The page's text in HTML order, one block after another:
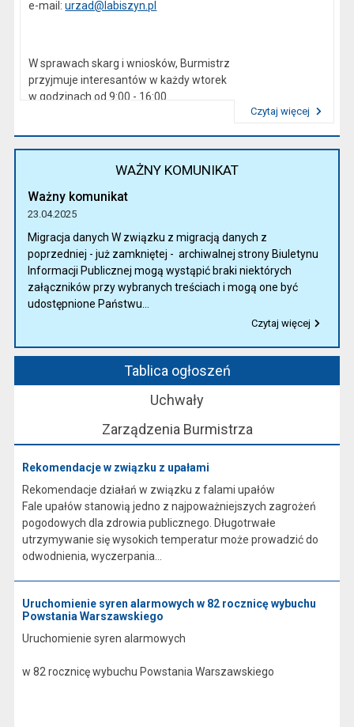
e-mail:urzad@labiszyn.pl
W sprawach skarg i wniosków, Burmistrz
przyjmuje interesantów w każdy wtorek
w godzinach od 9:00 - 16:00
Czytaj więcej
WAŻNY KOMUNIKAT
Ważny komunikat
23.04.2025
Migracja danych W związku z migracją danych z
poprzedniej - już zamkniętej - archiwalnej strony Biuletynu
Informacji Publicznej mogą wystąpić braki niektórych
załączników przy wybranych treściach i mogą one być
udostępnione Państwu...
Czytaj więcej
Tablica ogłoszeń
Uchwały
Zarządzenia Burmistrza
Rekomendacje w związku z upałami
Rekomendacje działań w związku z falami upałów
Fale upałów stanowią jedno z najpoważniejszych zagrożeń
pogodowych dla zdrowia publicznego. Długotrwałe
utrzymywanie się wysokich temperatur może prowadzić do
odwodnienia, wyczerpania...
Uruchomienie syren alarmowych w 82 rocznicę wybuchu
Powstania Warszawskiego
Uruchomienie syren alarmowych
w 82 rocznicę wybuchu Powstania Warszawskiego